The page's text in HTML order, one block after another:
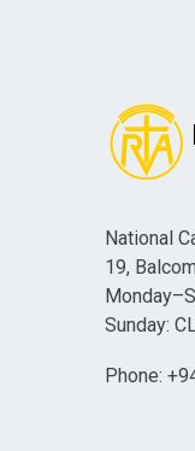
National
19,
Sunday:
Phone: